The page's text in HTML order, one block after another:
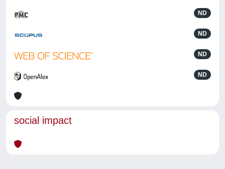
ND
ND
ND
ND
social impact